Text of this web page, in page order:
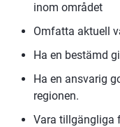
inom området
Omfatta aktuell
Ha en bestämd
Ha en ansvarig
regionen.
Vara tillgängliga